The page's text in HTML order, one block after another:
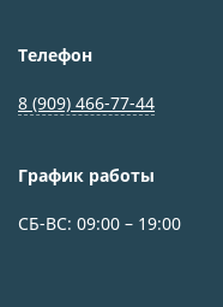
Телефон
8 (909) 466-77-44
График работы
СБ-ВС: 09:00 – 19:00